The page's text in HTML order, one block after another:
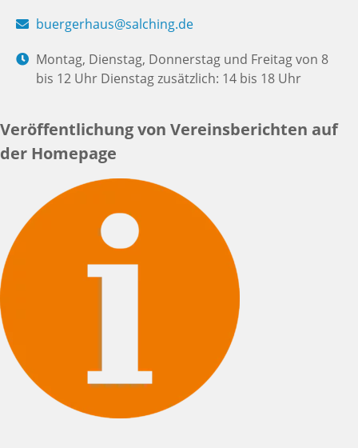
buergerhaus@salching.de
Montag, Dienstag, Donnerstag und Freitag von 8
bis 12 Uhr Dienstag zusätzlich: 14 bis 18 Uhr
Veröffentlichung von Vereinsberichten auf
der Homepage